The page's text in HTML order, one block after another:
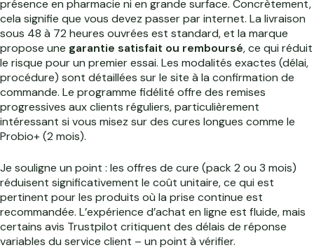
présence en pharmacie ni en grande surface. Concrètement,
cela signifie que vous devez passer par internet. La livraison
sous 48 à 72 heures ouvrées est standard, et la marque
propose une garantie satisfait ou remboursé, ce qui réduit
le risque pour un premier essai. Les modalités exactes (délai,
procédure) sont détaillées sur le site à la confirmation de
commande. Le programme fidélité offre des remises
progressives aux clients réguliers, particulièrement
intéressant si vous misez sur des cures longues comme le
Probio+ (2 mois).
Je souligne un point : les offres de cure (pack 2 ou 3 mois)
réduisent significativement le coût unitaire, ce qui est
pertinent pour les produits où la prise continue est
recommandée. L’expérience d’achat en ligne est fluide, mais
certains avis Trustpilot critiquent des délais de réponse
variables du service client – un point à vérifier.